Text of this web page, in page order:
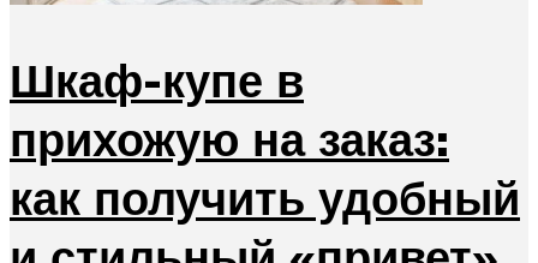
Шкаф-купе в
прихожую на заказ:
как получить удобный